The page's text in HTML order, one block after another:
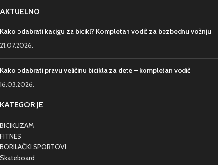
AKTUELNO
Kako odabrati kacigu za bicikl? Kompletan vodič za bezbednu vožnju
21.07.2026.
Kako odabrati pravu veličinu bicikla za dete – kompletan vodič
16.03.2026.
KATEGORIJE
BICIKLIZAM
FITNES
BORILAČKI SPORTOVI
Skateboard